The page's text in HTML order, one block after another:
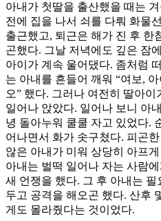
아내가 첫딸을 출산했을 때는
전에 집을 나서 쇠를 다뤄 화물
출근했고, 퇴근은 해가 진 후 한
곤했다. 그날 저녁에도 깊은 잠
아이가 계속 울어댔다. 좀처럼
는 아내를 흔들어 깨워 “여보,
오” 했다. 그러나 여전히 딸아이
일어나 앉았다. 일어나 보니 아
녕 돌아누워 쿨쿨 자고 있었다.
어나면서 화가 솟구쳤다. 피곤
않은 아내가 미워 상당히 아프
아내는 벌떡 일어나 자는 사람
새 언쟁을 했다. 그 후 아내는
두고 공격을 해오곤 했다. 산후
게도 몰라줬다는 것이었다.